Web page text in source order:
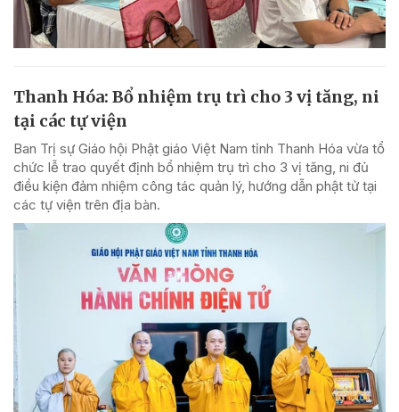
Thanh Hóa: Bổ nhiệm trụ trì cho 3 vị tăng, ni
tại các tự viện
Ban Trị sự Giáo hội Phật giáo Việt Nam tỉnh Thanh Hóa vừa tổ
chức lễ trao quyết định bổ nhiệm trụ trì cho 3 vị tăng, ni đủ
điều kiện đảm nhiệm công tác quản lý, hướng dẫn phật tử tại
các tự viện trên địa bàn.